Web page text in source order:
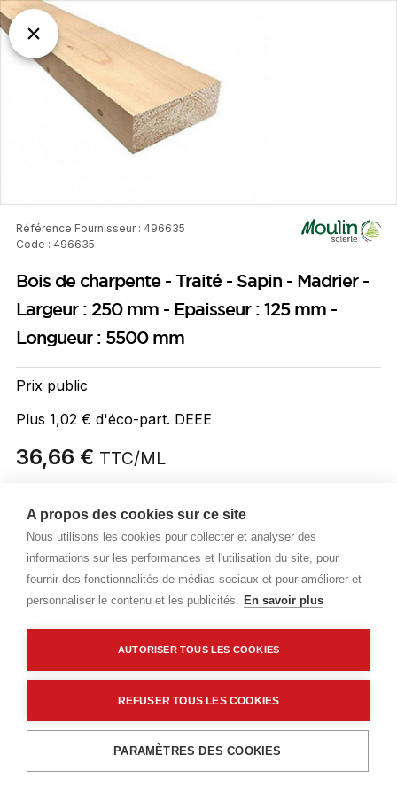
A propos des cookies sur ce site
Nous utilisons les cookies pour collecter et analyser des
informations sur les performances et l'utilisation du site, pour
fournir des fonctionnalités de médias sociaux et pour améliorer et
personnaliser le contenu et les publicités. En savoir plus
AUTORISER TOUS LES COOKIES
REFUSER TOUS LES COOKIES
PARAMÈTRES DES COOKIES
Référence Fournisseur : 496635
Code : 496635
Bois de charpente - Traité - Sapin - Madrier -
Largeur : 250 mm - Epaisseur : 125 mm -
Longueur : 5500 mm
Prix public
Plus 1,02 € d'éco-part. DEEE
36,66 € TTC/ML
Description détaillée
Description détaillée
Bois de charpente brut en sapin traité
Ajouter au panier